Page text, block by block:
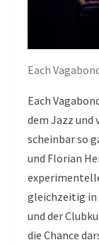
Each
Each
dem Jazz und
scheinbar so
und Florian
gleichzeitig in
und der
die Chance